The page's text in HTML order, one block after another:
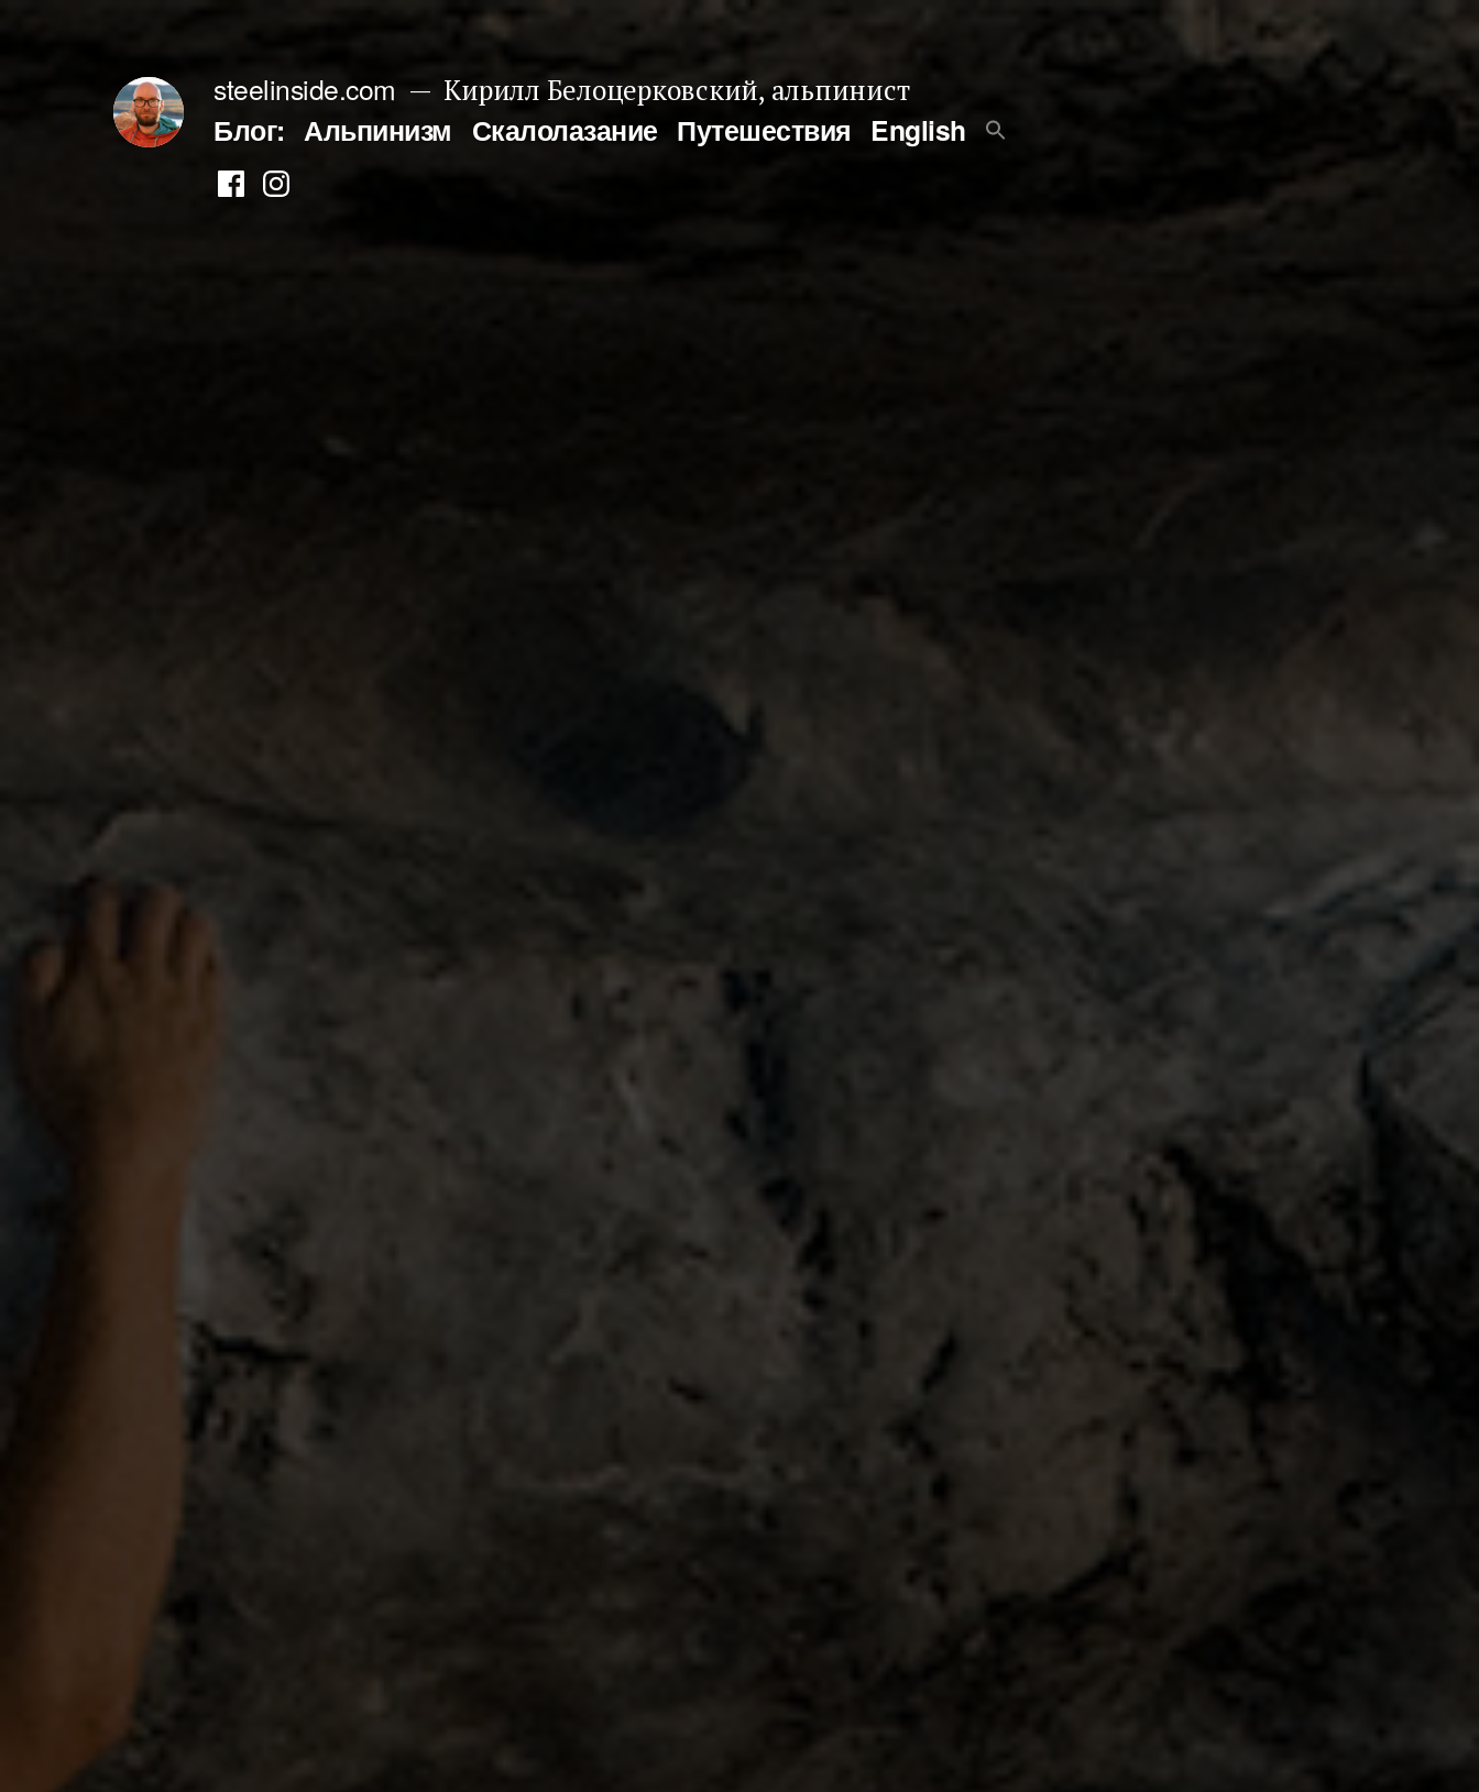
содержимому
steelinside.com Кирилл Белоцерковский, альпинист
Блог: Альпинизм Скалолазание Путешествия English
ФейсбукИнстаграм